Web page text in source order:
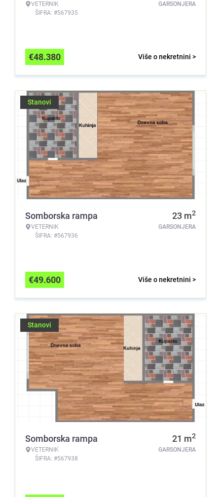
VETERNIK
ŠIFRA: #567935
GARSONJERA
Više o nekretnini >
€48.380
Stanovi
Somborska rampa
VETERNIK
ŠIFRA: #567936
23 m2
GARSONJERA
Više o nekretnini >
€49.600
Stanovi
Somborska rampa
VETERNIK
ŠIFRA: #567938
21 m2
GARSONJERA